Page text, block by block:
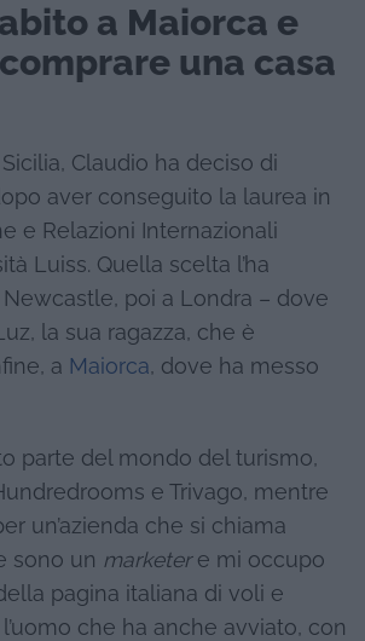
a Maiorca e
una casa
Claudio ha deciso di
aver conseguito la laurea in
e Relazioni Internazionali
Luiss. Quella scelta l’ha
poi a Londra – dove
la sua ragazza, che è
a Maiorca, dove ha messo
parte del mondo del turismo,
e Trivago, mentre
un’azienda che si chiama
sono un marketere mi occupo
pagina italiana di voli e
che ha anche avviato, con